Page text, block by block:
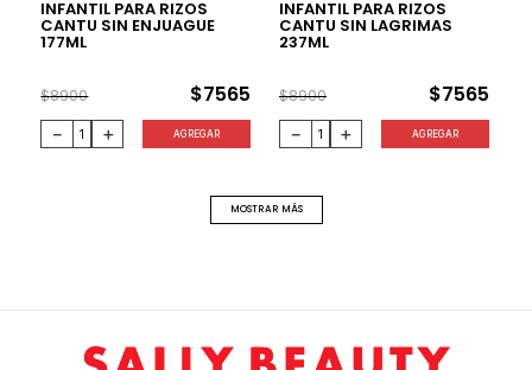
INFANTIL PARA RIZOS
CANTU SIN ENJUAGUE
177ML
$8900 $7565
＋
－ AGREGAR
INFANTIL PARA RIZOS
CANTU SIN LAGRIMAS
237ML
$8900 $7565
＋
－ AGREGAR
MOSTRAR MÁS